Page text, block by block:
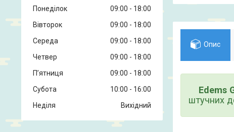
Опис
Edems
штучних
Понеділок 09:00
18:00
Вівторок
09:00
18:00
Середа
09:00
18:00
Четвер
09:00
18:00
Пʼятниця
09:00
18:00
Субота
10:00
16:00
Неділя
Вихідний